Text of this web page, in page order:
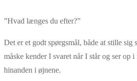
”Hvad længes du efter?”
Det er et godt spørgsmål, både at stille sig
måske kender I svaret når I står og ser op
hinanden i øjnene.